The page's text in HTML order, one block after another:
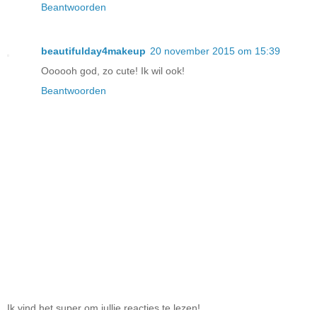
Beantwoorden
beautifulday4makeup 20 november 2015 om 15:39
Oooooh god, zo cute! Ik wil ook!
Beantwoorden